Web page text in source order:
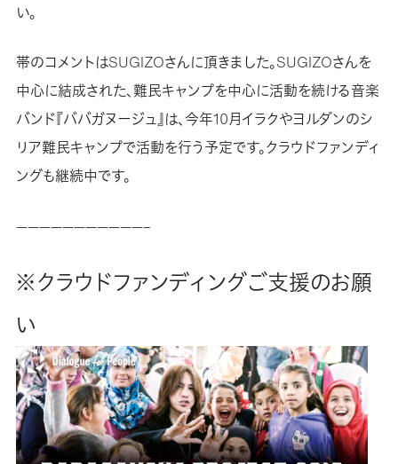
い。
帯のコメントはSUGIZOさんに頂きました。SUGIZOさんを
中心に結成された、難民キャンプを中心に活動を続ける音楽
バンド『ババガヌージュ』は、今年10月イラクやヨルダンのシ
リア難民キャンプで活動を行う予定です。クラウドファンディ
ングも継続中です。
———————————–
※クラウドファンディングご支援のお願
い